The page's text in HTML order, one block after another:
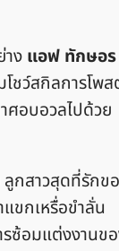
ง แอฟ ทักษอร
ชว์สกิลการโพ
ศอบอวลไปด้วย
ลูกสาวสุดที่รักข
ขกเหรื่อขำลั่น
รซ้อมแต่งงานข